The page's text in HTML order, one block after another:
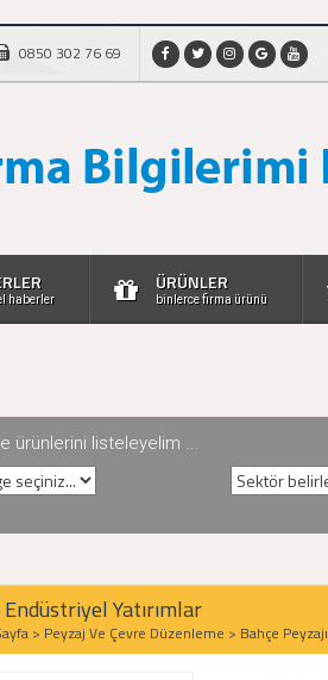
0850 302 76 69
haberler
ÜRÜNLER
binlerce firma ürünü
ürünlerini listeleyelim ...
Endüstriyel Yatırımlar
> Peyzaj Ve Çevre Düzenleme > Bahçe Peyzajı